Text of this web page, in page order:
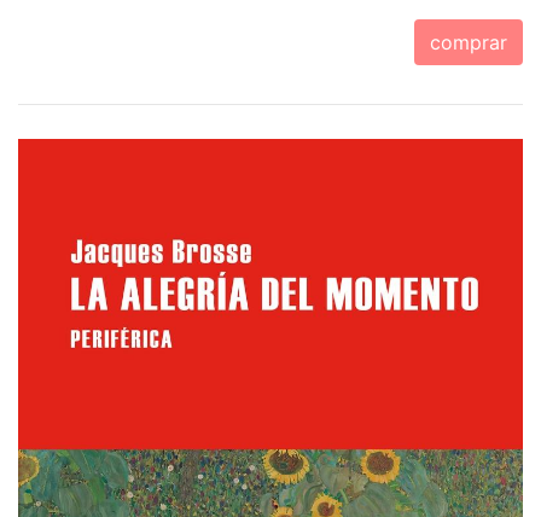
comprar